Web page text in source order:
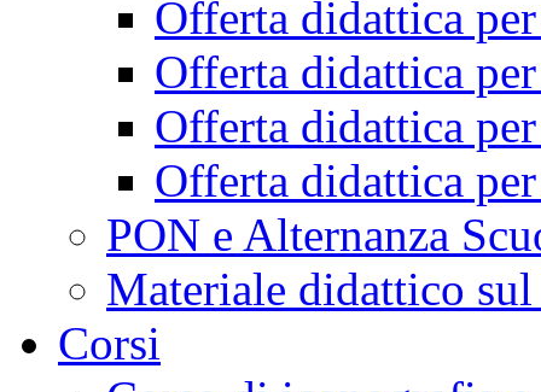
Offerta didattica
Offerta didattica
Offerta didattica
Offerta didattica
PON e Alternanza
Materiale didattico
Corsi